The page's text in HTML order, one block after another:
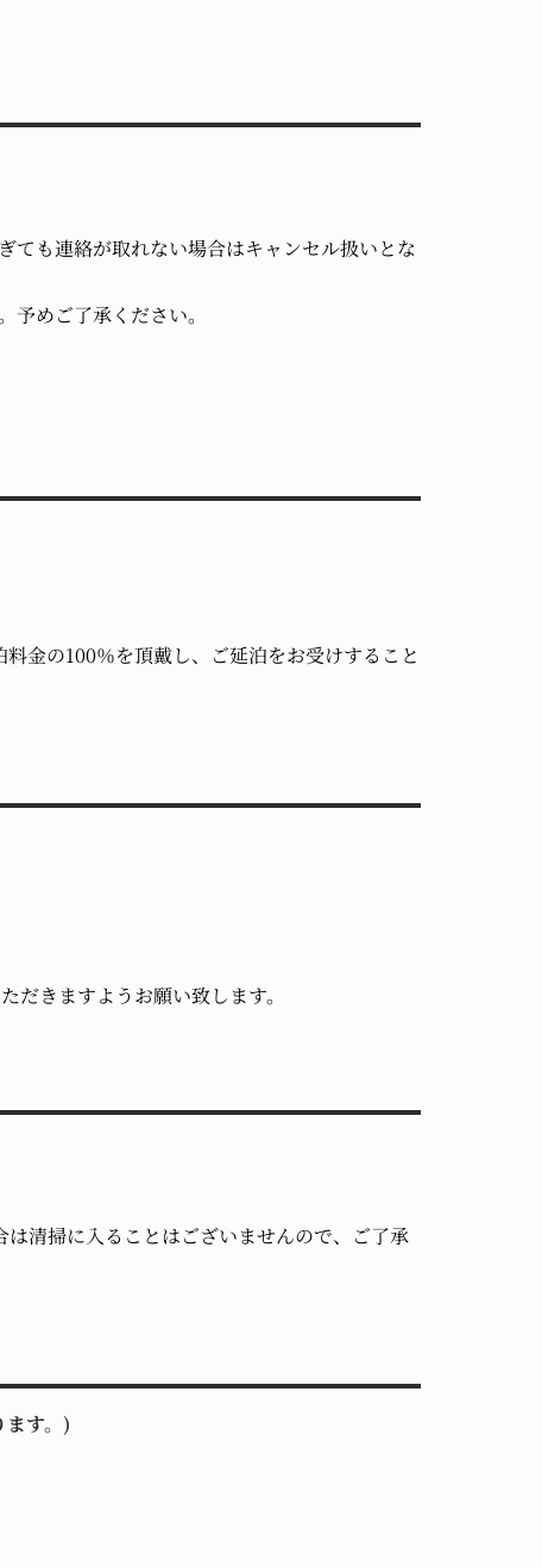
ても連絡が取れない場合はキャンセル扱いとな
めご了承ください。
金の100％を頂戴し、ご延泊をお受けすること
きますようお願い致します。
清掃に入ることはございませんので、ご了承
す。)